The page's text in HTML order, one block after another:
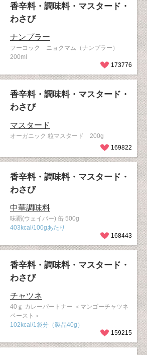
香辛料・調味料・マスタード・
わさび
ナンプラー
フーコック ニョクマム（ナンプラー）
200ml
173776
香辛料・調味料・マスタード・
わさび
マスタード
オーガニック 粒マスタード 200g
169822
香辛料・調味料・マスタード・
わさび
中華調味料
味覇(ウェイパー) 缶 500g
403kcal/100gあたり
168443
香辛料・調味料・マスタード・
わさび
チャツネ
40ｇ カレーパートナー ＜マンゴーチャツネ
ペースト＞
102kcal/1袋分（製品40g）
159215